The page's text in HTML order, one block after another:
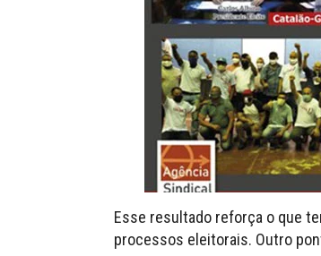
Esse resultado reforça o que
processos eleitorais. Outro